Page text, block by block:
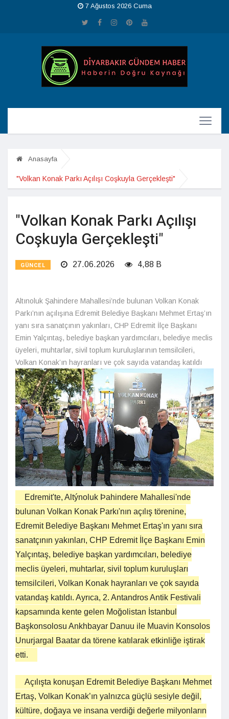
7 Ağustos 2026 Cuma
Anasayfa
"Volkan Konak Parkı Açılışı Coşkuyla Gerçekleşti"
"Volkan Konak Parkı Açılışı
Coşkuyla Gerçekleşti"
GÜNCEL 27.06.2026 4,88 B
Altınoluk Şahindere Mahallesi’nde bulunan Volkan Konak
Parkı’nın açılışına Edremit Belediye Başkanı Mehmet Ertaş’ın
yanı sıra sanatçının yakınları, CHP Edremit İlçe Başkanı
Emin Yalçıntaş, belediye başkan yardımcıları, belediye meclis
üyeleri, muhtarlar, sivil toplum kuruluşlarının temsilcileri,
Volkan Konak’ın hayranları ve çok sayıda vatandaş katıldı
Edremit'te, Altýnoluk Þahindere Mahallesi'nde
bulunan Volkan Konak Parkı'nın açılış törenine,
Edremit Belediye Başkanı Mehmet Ertaş'ın yanı sıra
sanatçının yakınları, CHP Edremit İlçe Başkanı Emin
Yalçıntaş, belediye başkan yardımcıları, belediye
meclis üyeleri, muhtarlar, sivil toplum kuruluşları
temsilcileri, Volkan Konak hayranları ve çok sayıda
vatandaş katıldı. Ayrıca, 2. Antandros Antik Festivali
kapsamında kente gelen Moğolistan İstanbul
Başkonsolosu Ankhbayar Danuu ile Muavin Konsolos
Unurjargal Baatar da törene katılarak etkinliğe iştirak
etti.
Açılışta konuşan Edremit Belediye Başkanı Mehmet
Ertaş, Volkan Konak’ın yalnızca güçlü sesiyle değil,
kültüre, doğaya ve insana verdiği değerle milyonların